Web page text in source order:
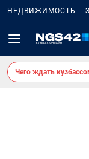
НЕДВИЖИМОСТЬ
Чего ждать